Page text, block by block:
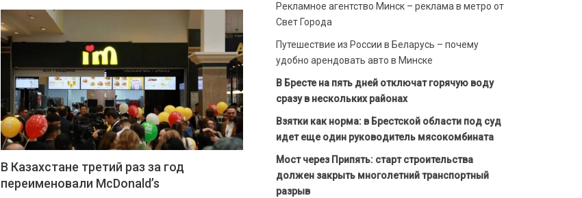
В Казахстане третий раз за год
переименовали McDonald’s
Рекламное агентство Минск – реклама в метро от
Свет Города
Путешествие из России в Беларусь – почему
удобно арендовать авто в Минске
В Бресте на пять дней отключат горячую воду
сразу в нескольких районах
Взятки как норма: в Брестской области под суд
идет еще один руководитель мясокомбината
Мост через Припять: старт строительства
должен закрыть многолетний транспортный
разрыв